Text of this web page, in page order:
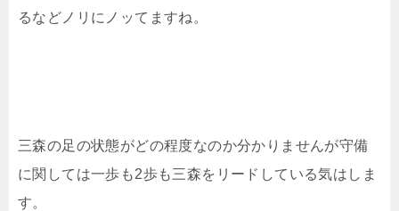
るなどノリにノッてますね。
三森の足の状態がどの程度なのか分かりませんが守備
に関しては一歩も2歩も三森をリードしている気はしま
す。